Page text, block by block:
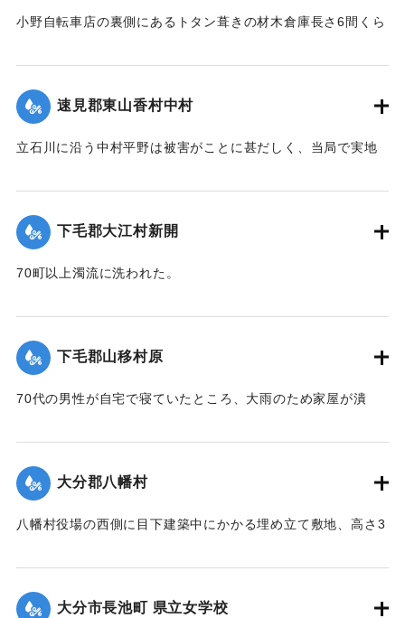
小野自転車店の裏側にあるトタン葺きの材木倉庫長さ6間くら
｜固有コード:
速見郡東山香村中村
立石川に沿う中村平野は被害がことに甚だしく、当局で実地
え、郡長代理の有永技手とともに22日に同村に出張し、村当
局者ならびに地主側にも被害地の実地調査を行った。詳細は
不明であるものの、苗が植え付け不能になったものが24,5町
下毛郡大江村新開
70町以上濁流に洗われた。
｜固有コード:00275072
下毛郡山移村原
70代の男性が自宅で寝ていたところ、大雨のため家屋が潰
た。
【出典：大分新聞 大正12年6月23日朝刊7面】
｜固有コード: 00275073
大分郡八幡村
八幡村役場の西側に目下建築中にかかる埋め立て敷地、高さ3
時往来止となっていたが、22日正午頃復旧した。なお同所西
側の石垣に亀裂を生じ、往来が危険になっている。
大分市長池町 県立女学校